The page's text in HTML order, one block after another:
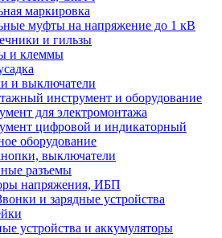
маркировка
муфты на напряжение до 1 кВ
и гильзы
и клеммы
и выключатели
инструмент и оборудование
для электромонтажа
цифровой и индикаторный
оборудование
выключатели
разъемы
напряжения, ИБП
и зарядные устройства
устройства и аккумуляторы